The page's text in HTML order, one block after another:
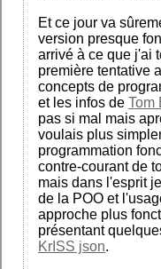
Et ce jour va
version presque
arrivé à ce que j'ai
première tentative
concepts de
et les infos de Tom
pas si mal mais
voulais plus
programmation
contre-courant de
mais dans l'esprit
de la POO et
approche plus
présentant
KrISS json.